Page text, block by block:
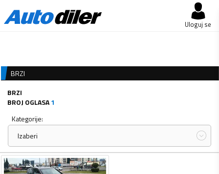
Uloguj se
BRZI
BRZI
BROJ OGLASA1
Kategorije:
Izaberi